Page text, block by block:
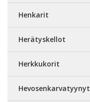
Henkarit
Herätyskellot
Herkkukorit
Hevosenkarvatyynyt